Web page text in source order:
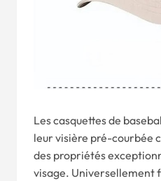
Les casquettes de
leur visière pré-courbée
des propriétés
visage. Universellement